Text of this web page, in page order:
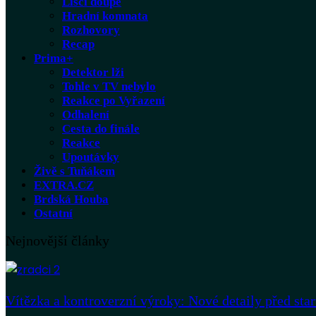
Hradní komnata
Rozhovory
Recap
Prima+
Detektor lži
Tohle v TV nebylo
Reakce po Vyřazení
Odhalení
Cesta do finále
Reakce
Upoutávky
Živě s Tuňákem
EXTRA.CZ
Brdská Houba
Ostatní
Nejnovější články
Vítězka a kontroverzní výroky: Nové detaily před